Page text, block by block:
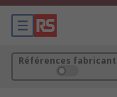
Références fabricant